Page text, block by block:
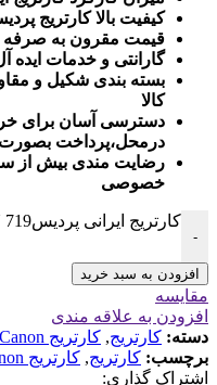
کیفیت بالا کارتریج
قیمت مقرون به صرفه
گارانتی و خدمات
بسته بندی شکیل و
کالا
دسترسی آسان برای
درمحل،پرداخت
رضایت مندی بیش از
خصوصی
-
کارتریج ایرانی پردیس719 CANON عدد
افزودن به سبد خرید
مقایسه
افزودن به علاقه مندی
دسته: کارتریج, کارتریج Canon
برچسب: کارتریج, کارتریج Canon
اشتراک گذاری: